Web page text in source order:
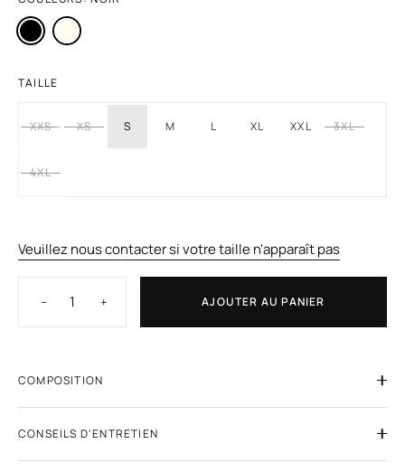
TAILLE
XXS XS S M L XL XXL 3XL
4XL
Veuillez nous contacter si votre taille n'apparaît pas
− + AJOUTER AU PANIER
COMPOSITION
CONSEILS D'ENTRETIEN